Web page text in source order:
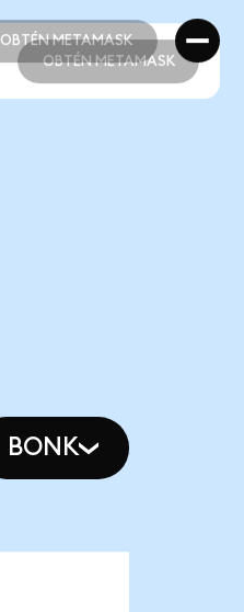
OBTÉN METAMASK
OBTÉN METAMASK
OBTÉN METAMASK
BONK